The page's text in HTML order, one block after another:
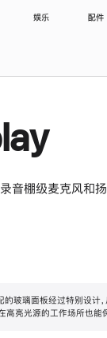
娱乐 配件
棚级麦克风和扬
质。
的玻璃面板经过特别设计
高亮光源的工作场所也能